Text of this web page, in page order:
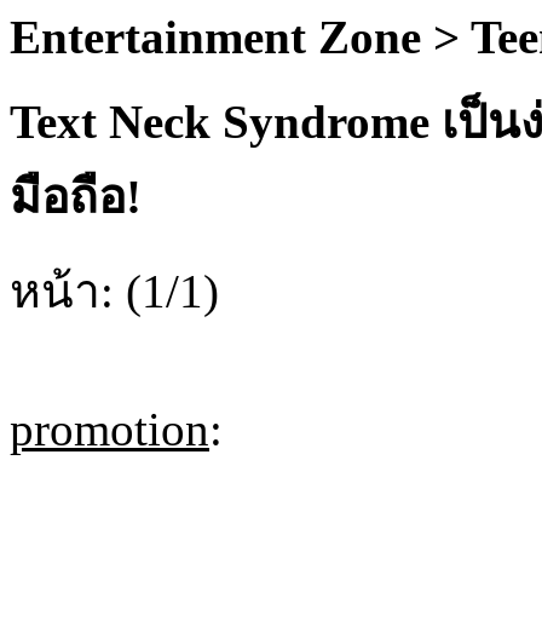
Entertainment Zone >
Text Neck Syndrome เ
มือถือ!
หน้า: (1/1)
promotion: